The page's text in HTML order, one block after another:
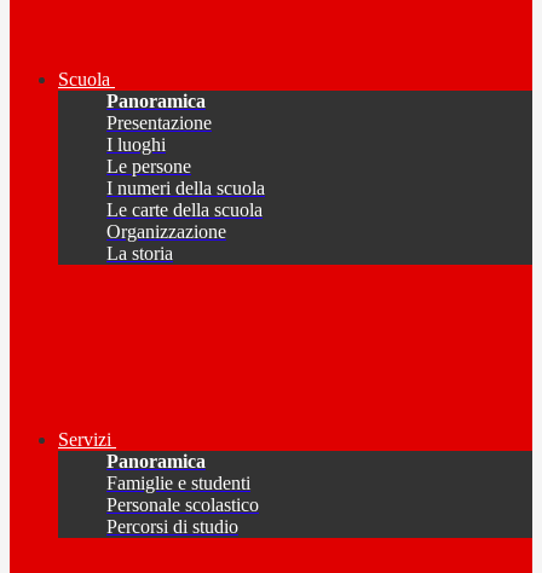
Scuola
Panoramica
Presentazione
I luoghi
Le persone
I numeri della scuola
Le carte della scuola
Organizzazione
La storia
Servizi
Panoramica
Famiglie e studenti
Personale scolastico
Percorsi di studio